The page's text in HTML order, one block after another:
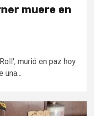
muere en
murió en paz hoy
una...